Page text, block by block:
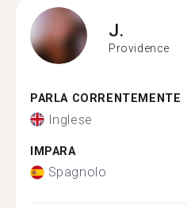
J.
Providence
PARLA CORRENTEMENTE
Inglese
IMPARA
Spagnolo